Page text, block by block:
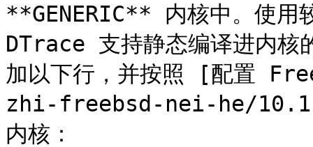
**GENERIC** 内核中。使用
DTrace 支持静态编译进内核
加以下行，并按照 [配置
zhi-freebsd-nei-he/
内核：